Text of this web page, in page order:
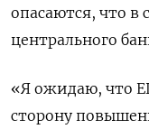
опасаются, что в
центрального
«Я ожидаю, что
сторону